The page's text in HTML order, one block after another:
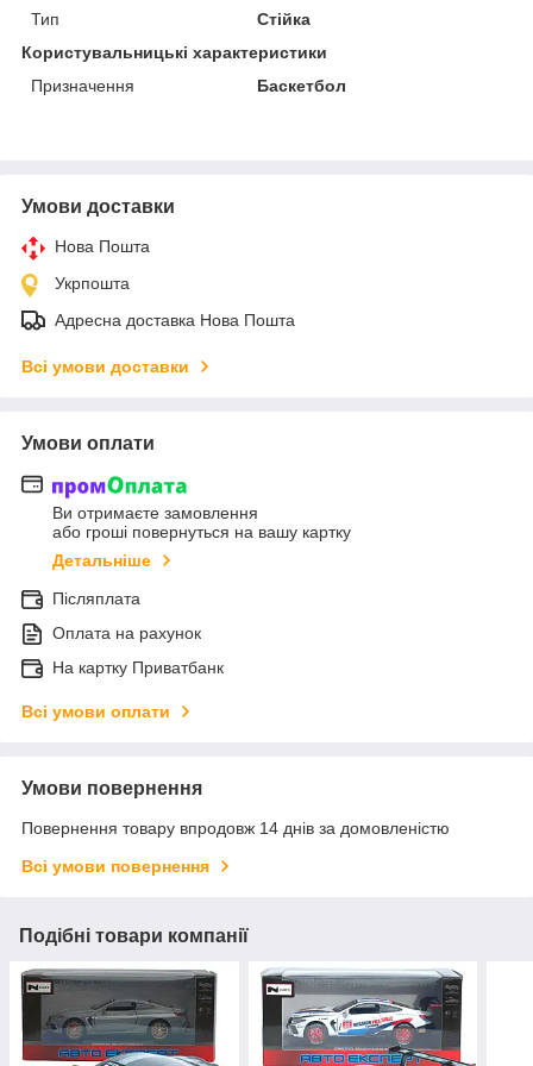
Тип
Стійка
Користувальницькі характеристики
Призначення
Баскетбол
Умови доставки
Нова Пошта
Укрпошта
Адресна доставка Нова Пошта
Всі умови доставки
Умови оплати
Ви отримаєте замовлення
або гроші повернуться на вашу картку
Детальніше
Післяплата
Оплата на рахунок
На картку Приватбанк
Всі умови оплати
Умови повернення
Повернення товару впродовж 14 днів за домовленістю
Всі умови повернення
Подібні товари компанії